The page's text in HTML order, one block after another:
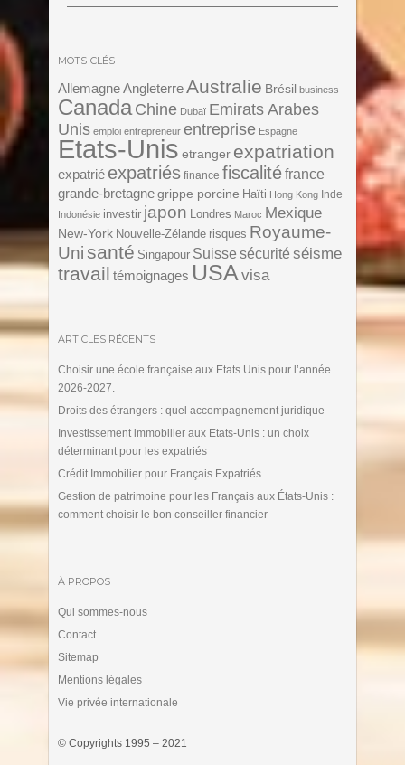
MOTS-CLÉS
Allemagne AngleterreAustralie Brésil business
Canada Chine Dubaï Emirats Arabes
Unis emploi entrepreneur entreprise Espagne
Etats-Unis etranger expatriation
expatrié expatriés finance fiscalitéfrance
grande-bretagne grippe porcine Haïti Hong Kong Inde
Indonésie investir japon Londres Maroc Mexique
New-York Nouvelle-Zélande risques Royaume-
Unisanté Singapour Suisse sécurité séisme
travail témoignages USA visa
ARTICLES RÉCENTS
Choisir une école française aux Etats Unis pour l’année
2026-2027.
Droits des étrangers : quel accompagnement juridique
Investissement immobilier aux Etats-Unis : un choix
déterminant pour les expatriés
Crédit Immobilier pour Français Expatriés
Gestion de patrimoine pour les Français aux États-Unis :
comment choisir le bon conseiller financier
À PROPOS
Qui sommes-nous
Contact
Sitemap
Mentions légales
Vie privée internationale
© Copyrights 1995 – 2021